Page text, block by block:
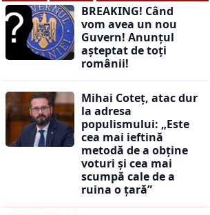
BREAKING! Când
vom avea un nou
Guvern! Anunțul
așteptat de toți
românii!
Mihai Coteț, atac dur
la adresa
populismului: „Este
cea mai ieftină
metodă de a obține
voturi și cea mai
scumpă cale de a
ruina o țară”